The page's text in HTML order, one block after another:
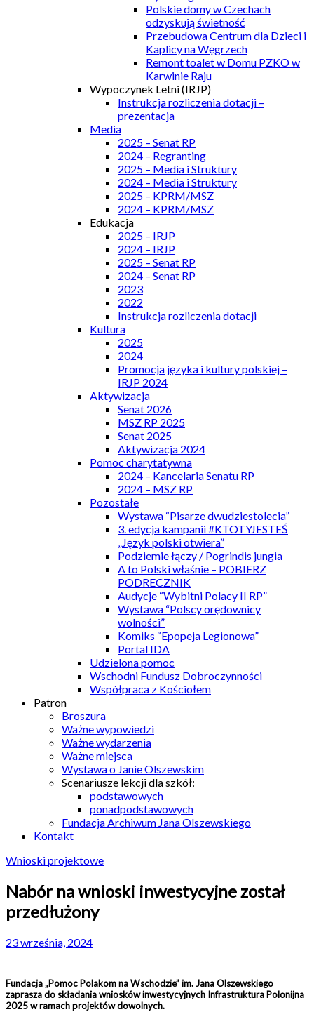
Polskie domy w Czechach
odzyskują świetność
Przebudowa Centrum dla Dzieci i
Kaplicy na Węgrzech
Remont toalet w Domu PZKO w
Karwinie Raju
Wypoczynek Letni (IRJP)
Instrukcja rozliczenia dotacji –
prezentacja
Media
2025 – Senat RP
2024 – Regranting
2025 – Media i Struktury
2024 – Media i Struktury
2025 – KPRM/MSZ
2024 – KPRM/MSZ
Edukacja
2025 – IRJP
2024 – IRJP
2025 – Senat RP
2024 – Senat RP
2023
2022
Instrukcja rozliczenia dotacji
Kultura
2025
2024
Promocja języka i kultury polskiej –
IRJP 2024
Aktywizacja
Senat 2026
MSZ RP 2025
Senat 2025
Aktywizacja 2024
Pomoc charytatywna
2024 – Kancelaria Senatu RP
2024 – MSZ RP
Pozostałe
Wystawa “Pisarze dwudziestolecia”
3. edycja kampanii #KTOTYJESTEŚ
„Język polski otwiera”
Podziemie łączy / Pogrindis jungia
A to Polski właśnie – POBIERZ
PODRECZNIK
Audycje “Wybitni Polacy II RP”
Wystawa “Polscy orędownicy
wolności”
Komiks “Epopeja Legionowa”
Portal IDA
Udzielona pomoc
Wschodni Fundusz Dobroczynności
Współpraca z Kościołem
Patron
Broszura
Ważne wypowiedzi
Ważne wydarzenia
Ważne miejsca
Wystawa o Janie Olszewskim
Scenariusze lekcji dla szkół:
podstawowych
ponadpodstawowych
Fundacja Archiwum Jana Olszewskiego
Kontakt
Wnioski projektowe
Nabór na wnioski inwestycyjne został
przedłużony
23 września, 2024
Fundacja „Pomoc Polakom na Wschodzie” im. Jana Olszewskiego
zaprasza do składania wniosków inwestycyjnych Infrastruktura Polonijna
2025 w ramach projektów dowolnych.